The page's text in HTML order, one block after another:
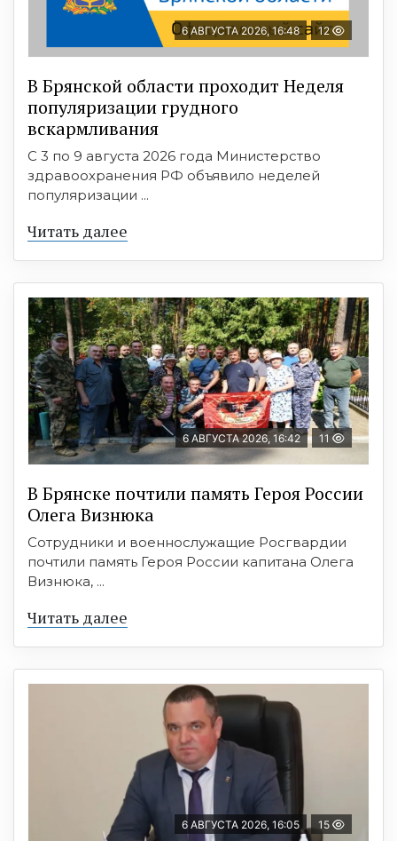
6 АВГУСТА 2026, 16:48 12
В Брянской области проходит Неделя
популяризации грудного
вскармливания
С 3 по 9 августа 2026 года Министерство
здравоохранения РФ объявило неделей
популяризации ...
Читать далее
6 АВГУСТА 2026, 16:42 11
В Брянске почтили память Героя России
Олега Визнюка
Сотрудники и военнослужащие Росгвардии
почтили память Героя России капитана Олега
Визнюка, ...
Читать далее
6 АВГУСТА 2026, 16:05 15